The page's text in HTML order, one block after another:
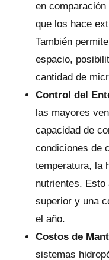
en
que los hace
También
espacio,
cantidad de
Control del
las mayores
capacidad de
condiciones de
temperatura, la
nutrientes. Esto
superior y una
el año.
Costos de
sistemas